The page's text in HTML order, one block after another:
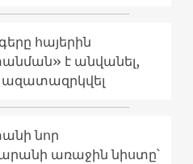
հայերին
է անվանել,
ազատազրկվել
նոր
առաջին նիստը՝